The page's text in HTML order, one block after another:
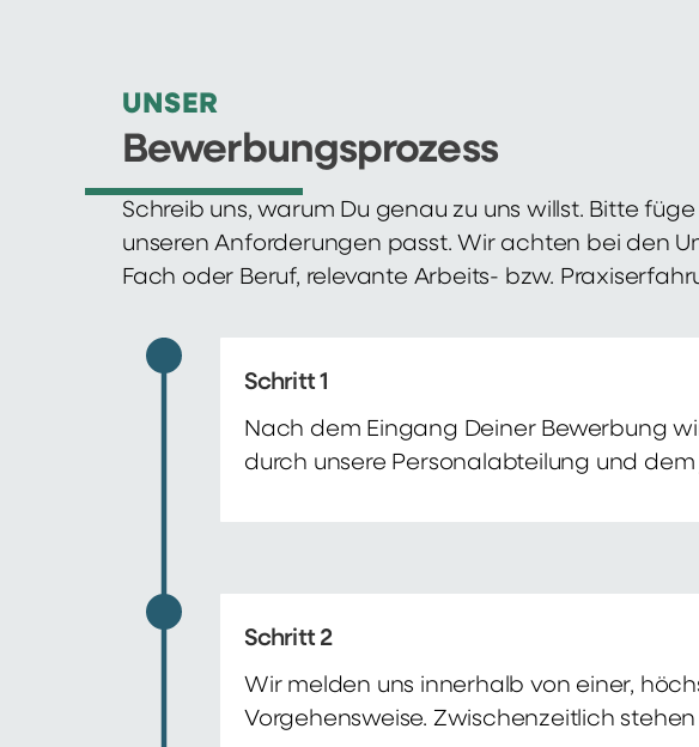
UNSER
Bewerbungsprozess
Schreib uns, warum Du genau zu uns willst. Bitte
unseren Anforderungen passt. Wir achten bei den
Fach oder Beruf, relevante Arbeits- bzw.
Schritt 1
Nach dem Eingang Deiner Bewerbung
durch unsere Personalabteilung und
Schritt 2
Wir melden uns innerhalb von einer,
Vorgehensweise. Zwischenzeitlich